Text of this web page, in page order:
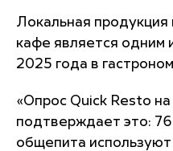
Локальная
кафе является одним
2025 года в
«Опрос Quick Resto
подтверждает это:
общепита